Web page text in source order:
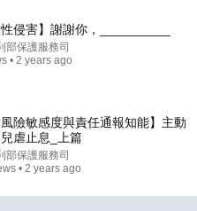
知能】主動關心，兒虐止
性侵害】謝謝你，__________
部保護服務司
• 2 years ago
風險敏感度與責任通報知能】主動
虐止息_上篇
部保護服務司
• 2 years ago